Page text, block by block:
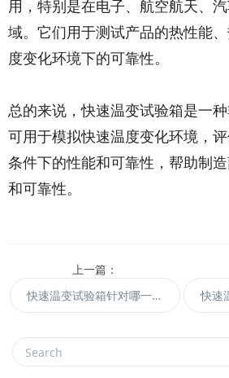
用，特别是在电子、航空航天、
域。它们用于测试产品的热性能
度变化环境下的可靠性。
总的来说，快速温变试验箱是一
可用于模拟快速温度变化环境，
条件下的性能和可靠性，帮助制
和可靠性。
上一篇：
快速温变试验箱针对哪一些指标进行试验？